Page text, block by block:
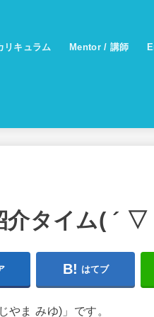
キュラム Mentor / 講師
介タイム( ´ ▽
はてブ
やま みゆ)」です。